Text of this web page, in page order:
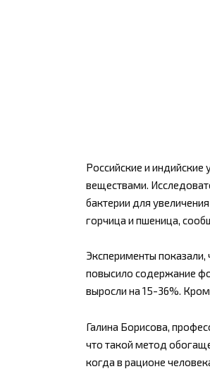
Российские и
веществами.
бактерии для
горчица и пшеница,
Эксперименты показали,
повысило содержание
выросли на 15-36%.
Галина Борисова,
что такой метод
когда в рационе